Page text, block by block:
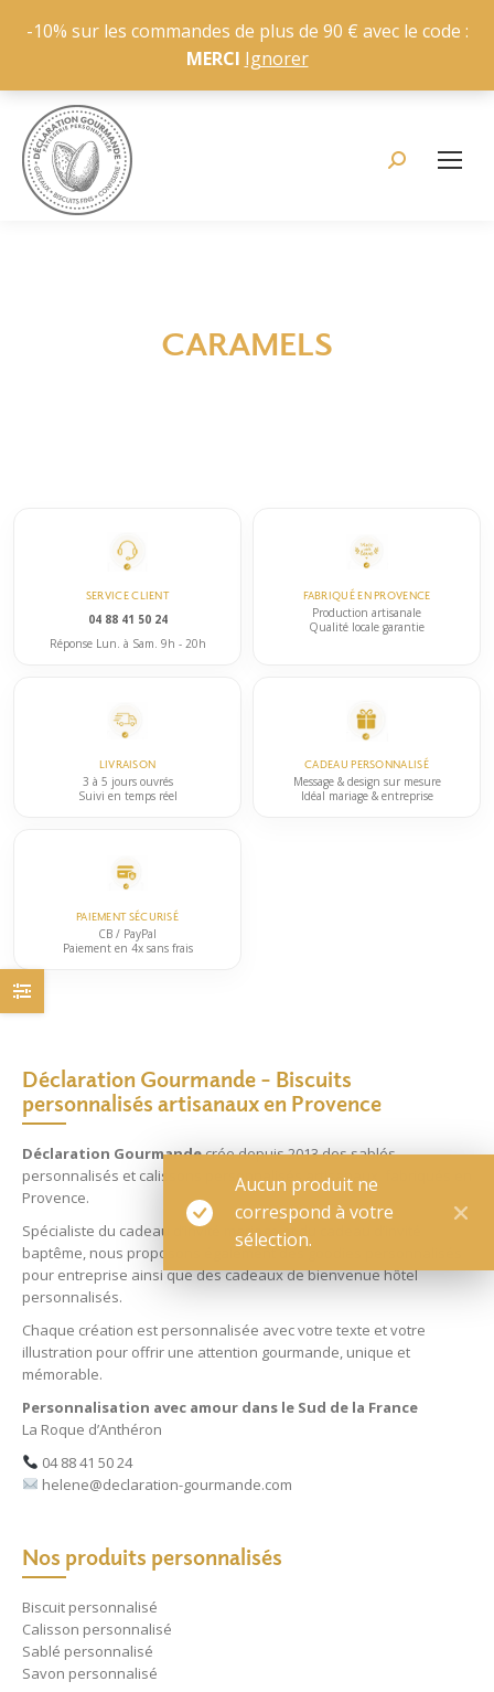
-10% sur les commandes de plus de 90 € avec le code :
MERCI Ignorer
Recherche
CARAMELS
Vous êtes ici :
Aucun produit ne
correspond à votre
sélection.
SERVICE CLIENT
04 88 41 50 24
Réponse Lun. à Sam. 9h - 20h
FABRIQUÉ EN PROVENCE
Production artisanale
Qualité locale garantie
LIVRAISON
3 à 5 jours ouvrés
Suivi en temps réel
CADEAU PERSONNALISÉ
Message & design sur mesure
Idéal mariage & entreprise
PAIEMENT SÉCURISÉ
CB / PayPal
Paiement en 4x sans frais
Déclaration Gourmande – Biscuits
personnalisés artisanaux en Provence
Déclaration Gourmandecrée depuis 2013 dessablés
personnalisés et calissons personnalisés
artisanaux, fabriqués en
Provence.
Spécialiste du cadeau d’invité mariage et du
baptême, nous proposons également desgoodies personnalisés
pour entreprise ainsi que descadeaux de bienvenue hôtel
personnalisés.
Chaque création est personnalisée avec votre texte et votre
illustration pour offrir une attention gourmande, unique et
mémorable.
Personnalisation avec amour dans le Sud de la France
La Roque d’Anthéron
04 88 41 50 24
helene@declaration-gourmande.com
Nos produits personnalisés
Biscuit personnalisé
Calisson personnalisé
Sablé personnalisé
Savon personnalisé